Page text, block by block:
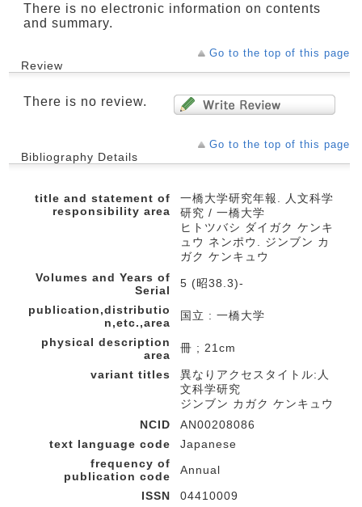
There is no electronic information on contents
and summary.
Go to the top of this page
Review
There is no review.
Go to the top of this page
Bibliography Details
title and statement of
responsibility area
一橋大学研究年報. 人文科学
研究 / 一橋大学
ヒトツバシ ダイガク ケンキ
ュウ ネンポウ. ジンブン カ
ガク ケンキュウ
Volumes and Years of
Serial
5 (昭38.3)-
publication,distributio
n,etc.,area
国立 : 一橋大学
physical description
area
冊 ; 21cm
variant titles
異なりアクセスタイトル:人
文科学研究
ジンブン カガク ケンキュウ
NCID
AN00208086
text language code
Japanese
frequency of
publication code
Annual
ISSN
04410009